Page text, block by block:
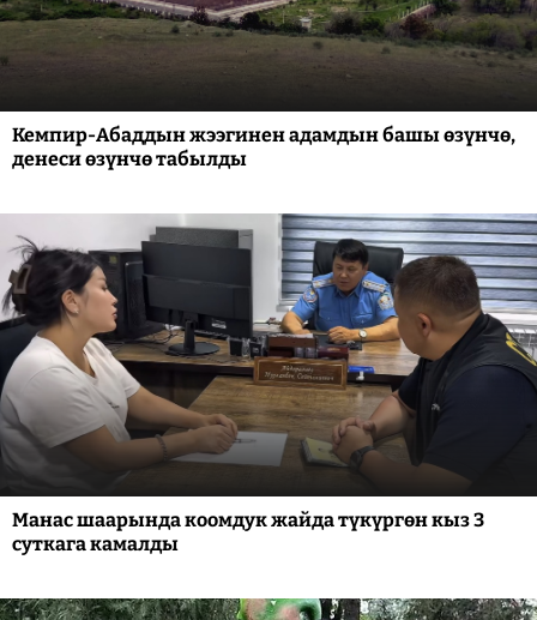
Кемпир-Абаддын жээгинен адамдын башы өзүнчө,
денеси өзүнчө табылды
Манас шаарында коомдук жайда түкүргөн кыз 3
суткага камалды